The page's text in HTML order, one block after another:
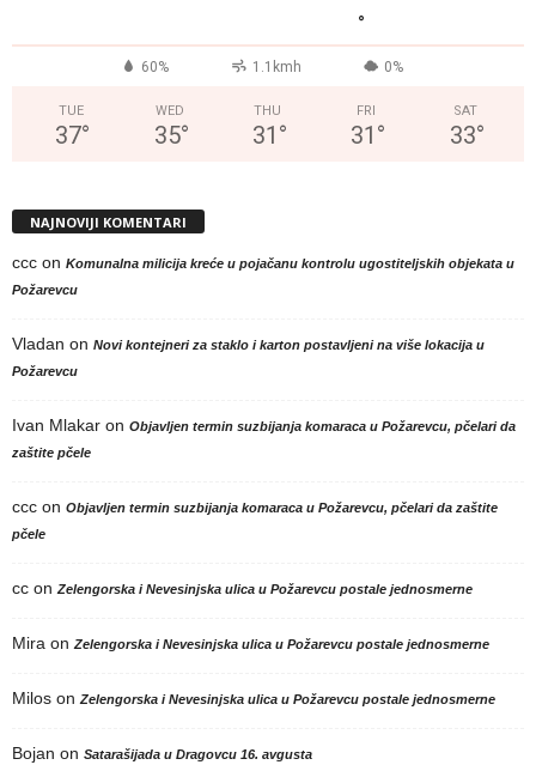
°
60% 1.1kmh 0%
TUE
37°
WED
35°
THU
31 °
FRI
31 °
SAT
33°
NAJNOVIJI KOMENTARI
ccc on Komunalna milicija kreće u pojačanu kontrolu ugostiteljskih objekata u
Požarevcu
Vladan on Novi kontejneri za staklo i karton postavljeni na više lokacija u
Požarevcu
Ivan Mlakar on Objavljen termin suzbijanja komaraca u Požarevcu, pčelari da
zaštite pčele
ccc on Objavljen termin suzbijanja komaraca u Požarevcu, pčelari da zaštite
pčele
cc onZelengorska i Nevesinjska ulica u Požarevcu postale jednosmerne
Mira onZelengorska i Nevesinjska ulica u Požarevcu postale jednosmerne
Milos onZelengorska i Nevesinjska ulica u Požarevcu postale jednosmerne
Bojan on Satarašijada u Dragovcu 16. avgusta